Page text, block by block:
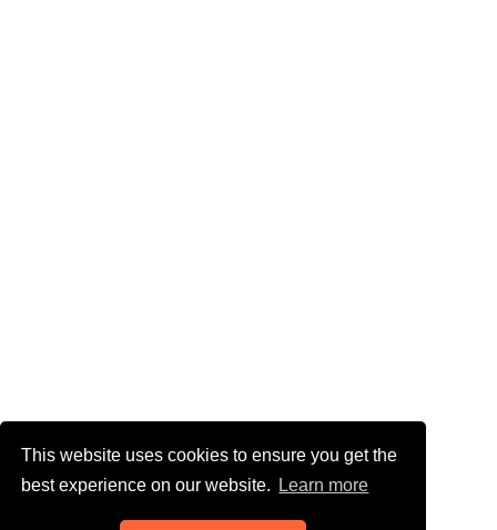
This website uses cookies to ensure you get the
best experience on our website.
Learn more